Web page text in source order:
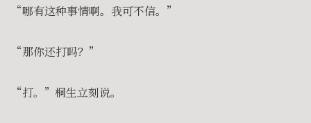
“哪有这种事情啊。我可不信。”
“那你还打吗？”
“打。”桐生立刻说。